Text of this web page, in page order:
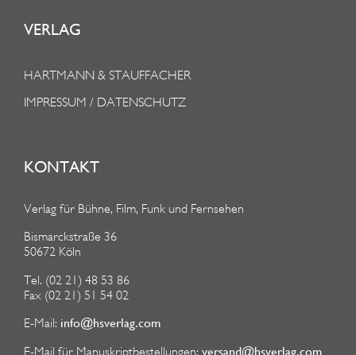
VERLAG
HARTMANN & STAUFFACHER
IMPRESSUM / DATENSCHUTZ
KONTAKT
Verlag für Bühne, Film, Funk und Fernsehen
Bismarckstraße 36
50672 Köln
Tel. (02 21) 48 53 86
Fax (02 21) 51 54 02
E-Mail: info@hsverlag.com
E-Mail für Manuskriptbestellungen: versand@hsverlag.com